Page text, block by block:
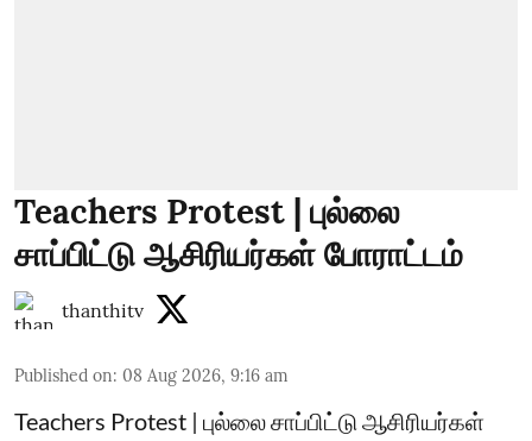
Teachers Protest | புல்லை
சாப்பிட்டு ஆசிரியர்கள் போராட்டம்
thanthitv
Published on: 08 Aug 2026, 9:16 am
Teachers Protest | புல்லை சாப்பிட்டு ஆசிரியர்கள்